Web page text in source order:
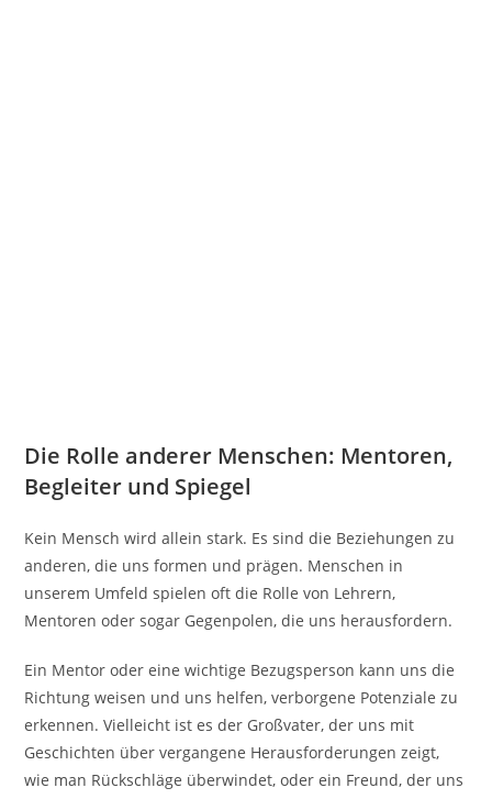
Die Rolle anderer Menschen: Mentoren,
Begleiter und Spiegel
Kein Mensch wird allein stark. Es sind die Beziehungen zu
anderen, die uns formen und prägen. Menschen in
unserem Umfeld spielen oft die Rolle von Lehrern,
Mentoren oder sogar Gegenpolen, die uns herausfordern.
Ein Mentor oder eine wichtige Bezugsperson kann uns die
Richtung weisen und uns helfen, verborgene Potenziale zu
erkennen. Vielleicht ist es der Großvater, der uns mit
Geschichten über vergangene Herausforderungen zeigt,
wie man Rückschläge überwindet, oder ein Freund, der uns